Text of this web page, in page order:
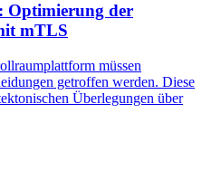
Optimierung der
mTLS
müssen
getroffen werden. Diese
Überlegungen über